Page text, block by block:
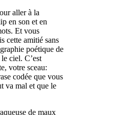
aller à la
en son et en
Et vous
cette amitié sans
poétique de
ciel. C’est
votre sceau:
codée que vous
va mal et que le
de maux